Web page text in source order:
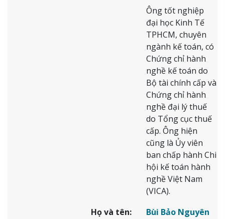
Ông tốt nghiệp
đại học Kinh Tế
TPHCM, chuyên
ngành kế toán, có
Chứng chỉ hành
nghề kế toán do
Bộ tài chính cấp và
Chứng chỉ hành
nghề đại lý thuế
do Tổng cục thuế
cấp. Ông hiện
cũng là Ủy viên
ban chấp hành Chi
hội kế toán hành
nghề Việt Nam
(VICA).
Họ và tên:
Bùi Bảo Nguyên